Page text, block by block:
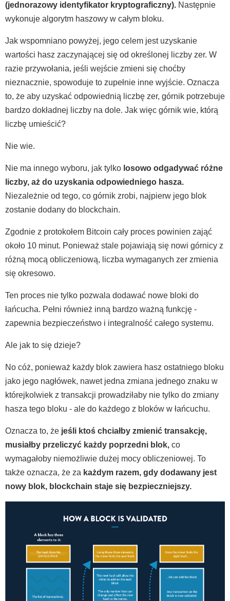
(jednorazowy identyfikator kryptograficzny). Następnie
wykonuje algorytm haszowy w całym bloku.
Jak wspomniano powyżej, jego celem jest uzyskanie
wartości hasz zaczynającej się od określonej liczby zer. W
razie przywołania, jeśli wejście zmieni się choćby
nieznacznie, spowoduje to zupełnie inne wyjście. Oznacza
to, że aby uzyskać odpowiednią liczbę zer, górnik potrzebuje
bardzo dokładnej liczby na dole. Jak więc górnik wie, którą
liczbę umieścić?
Nie wie.
Nie ma innego wyboru, jak tylko losowo odgadywać różne
liczby, aż do uzyskania odpowiedniego hasza.
Niezależnie od tego, co górnik zrobi, najpierw jego blok
zostanie dodany do blockchain.
Zgodnie z protokołem Bitcoin cały proces powinien zająć
około 10 minut. Ponieważ stale pojawiają się nowi górnicy z
różną mocą obliczeniową, liczba wymaganych zer zmienia
się okresowo.
Ten proces nie tylko pozwala dodawać nowe bloki do
łańcucha. Pełni również inną bardzo ważną funkcję -
zapewnia bezpieczeństwo i integralność całego systemu.
Ale jak to się dzieje?
No cóż, ponieważ każdy blok zawiera hasz ostatniego bloku
jako jego nagłówek, nawet jedna zmiana jednego znaku w
którejkolwiek z transakcji prowadziłaby nie tylko do zmiany
hasza tego bloku - ale do każdego z bloków w łańcuchu.
Oznacza to, że jeśli ktoś chciałby zmienić transakcję,
musiałby przeliczyć każdy poprzedni blok, co
wymagałoby niemożliwie dużej mocy obliczeniowej. To
także oznacza, że za każdym razem, gdy dodawany jest
nowy blok, blockchain staje się bezpieczniejszy.